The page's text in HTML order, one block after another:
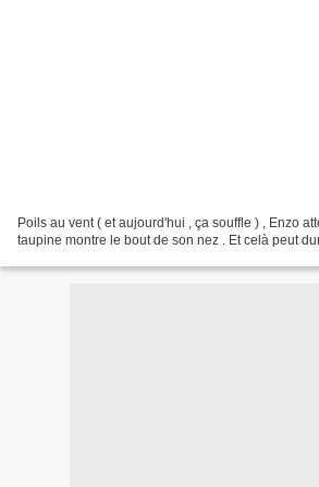
Poils au vent ( et aujourd'hui , ça souffle ) , Enzo
taupine montre le bout de son nez . Et celà peut